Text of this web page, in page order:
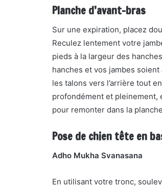
Planche d’avant-bras
Sur une expiration, placez
Reculez lentement votre
pieds à la largeur des
hanches et vos jambes
les talons vers l’arrière tout
profondément et pleinement,
pour remonter dans la
Pose de chien tête en
Adho Mukha Svanasana
En utilisant votre tronc,